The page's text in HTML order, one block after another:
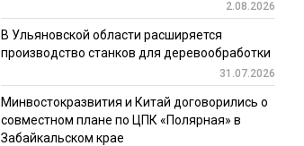
2.08.2026
В Ульяновской области расширяется
производство станков для деревообработки
31.07.2026
Минвостокразвития и Китай договорились о
совместном плане по ЦПК «Полярная» в
Забайкальском крае